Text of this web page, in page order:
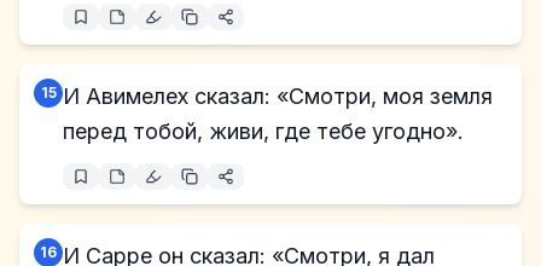
15 И Авимелех сказал: «Смотри, моя земля
перед тобой, живи, где тебе угодно».
16 И Сарре он сказал: «Смотри, я дал